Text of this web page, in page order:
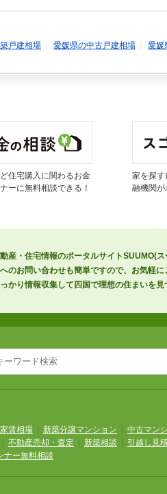
戸建相場 愛媛県の中古戸建相場 愛媛
住宅購入に関わるお金
ーに無料相談できる！
家を探す
融機関が
産・住宅情報のポータルサイトSUUMO(
のお問い合わせも簡単ですので、お気軽
り情報収集して四国で理想の住まいを見
家賃相場 新築分譲マンション 中古マン
不動産売却・査定 新築相談 引越し見
ナー無料相談